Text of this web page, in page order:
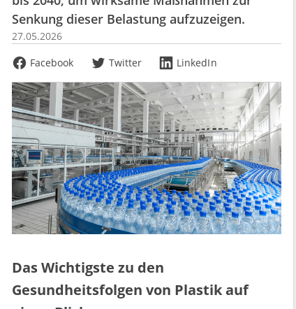
Senkung dieser Belastung aufzuzeigen.
27.05.2026
Facebook
Twitter LinkedIn
Das Wichtigste zu den
Gesundheitsfolgen von Plastik auf